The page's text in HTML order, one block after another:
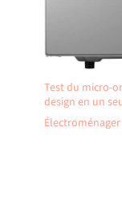
Test du micro-
design en un
Électroménager